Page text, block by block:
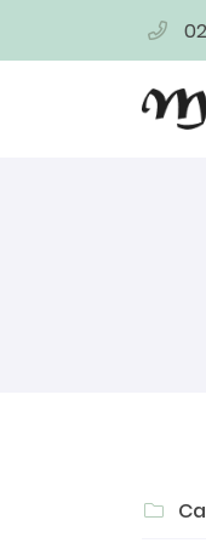
4 bis rue de la
28400 Nogent Le
02 37 52 26 28
